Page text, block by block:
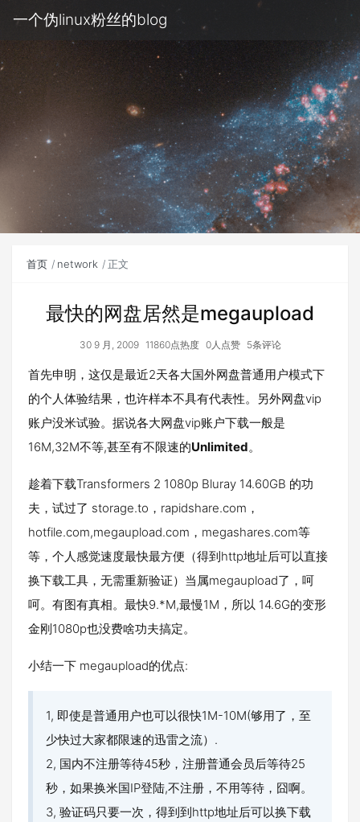
一个伪linux粉丝的blog
首页 network 正文
最快的网盘居然是megaupload
30 9 月, 2009 11860点热度 0人点赞 5条评论
首先申明，这仅是最近2天各大国外网盘普通用户模式下
的个人体验结果，也许样本不具有代表性。另外网盘vip
账户没米试验。据说各大网盘vip账户下载一般是
16M,32M不等,甚至有不限速的Unlimited。
趁着下载Transformers 2 1080p Bluray 14.60GB 的功
夫，试过了 storage.to，rapidshare.com，
hotfile.com,megaupload.com，megashares.com等
等，个人感觉速度最快最方便（得到http地址后可以直接
换下载工具，无需重新验证）当属megaupload了，呵
呵。有图有真相。最快9.*M,最慢1M，所以 14.6G的变形
金刚1080p也没费啥功夫搞定。
小结一下 megaupload的优点:
1, 即使是普通用户也可以很快1M-10M(够用了，至
少快过大家都限速的迅雷之流）.
2, 国内不注册等待45秒，注册普通会员后等待25
秒，如果换米国IP登陆,不注册，不用等待，囧啊。
3, 验证码只要一次，得到到http地址后可以换下载